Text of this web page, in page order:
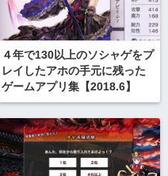
４年で130以上のソシャゲをプ
レイしたアホの手元に残った
ゲームアプリ集【2018.6】